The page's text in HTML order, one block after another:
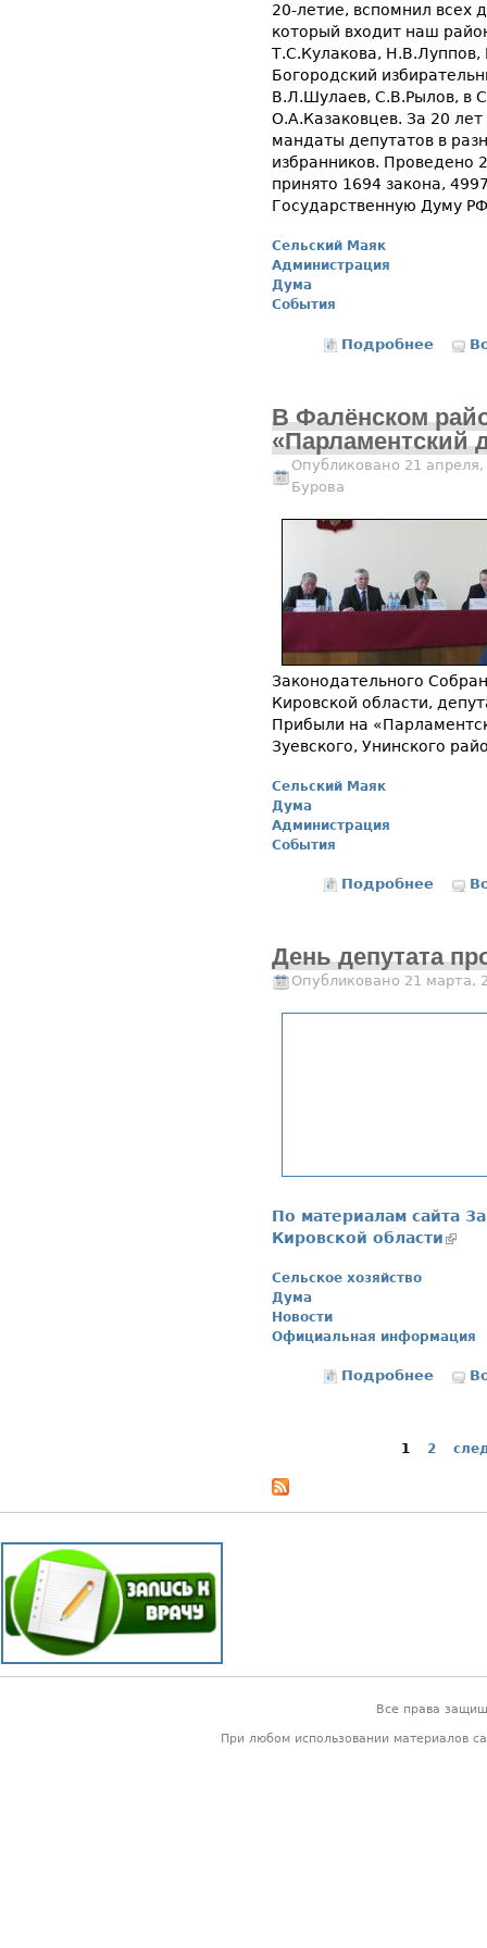
20-летие, вспомнил всех
который входит наш
Т.С.Кулакова,
Богородский
В.Л.Шулаев, С.В.Рылов, в
О.А.Казаковцев. За 20
мандаты депутатов в
избранников. Проведено
принято 1694 закона,
Государственную Думу
Сельский Маяк
Администрация
Дума
События
Подробнее о
В Фалёнском
«Парламентский
Опубликовано 21
Бурова
Законодательного
Кировской области,
Прибыли на
Зуевского, Унинского
Сельский Маяк
Дума
Администрация
События
Подробнее о В
День депутата
Опубликовано 21 марта,
По материалам сайта
Кировской области
Сельское хозяйство
Дума
Новости
Официальная информация
Подробнее о
1 2
Все права
При любом использовании материалов